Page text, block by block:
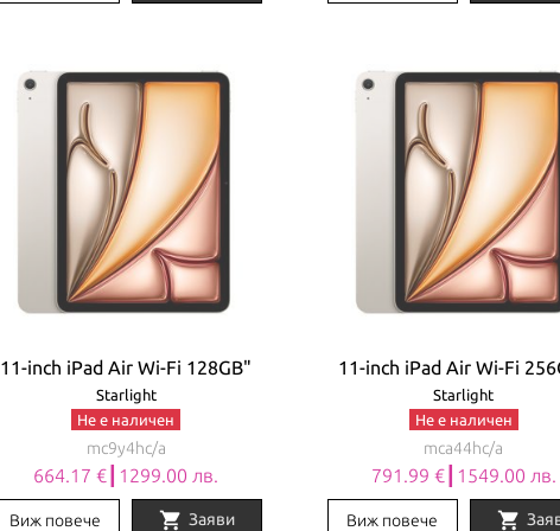
11-inch iPad Air Wi-Fi 128GB"
Starlight
Не е наличен
mc9y4hc/a
664.17 €┃1299.00 лв.
Виж повече shopping_cart Заяви
11-inch iPad Air Wi-Fi
Starlight
Не е наличен
mca44hc/a
791.99 €┃1549.00 лв.
Виж повече shopping_cart